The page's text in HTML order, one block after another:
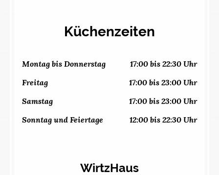
Küchenzeiten
Montag bis Donnerstag 17:00 bis 22:30 Uhr
Freitag 17:00 bis 23:00 Uhr
Samstag 17:00 bis 23:00 Uhr
Sonntag und Feiertage 12:00 bis 22:30 Uhr
WirtzHaus